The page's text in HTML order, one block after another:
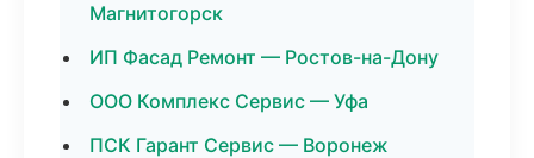
Магнитогорск
ИП Фасад Ремонт — Ростов-на-Дону
ООО Комплекс Сервис — Уфа
ПСК Гарант Сервис — Воронеж